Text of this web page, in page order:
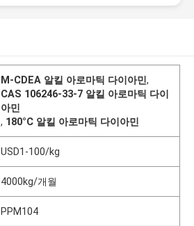
M-CDEA 알킬 아로마틱 다이아민,
CAS 106246-33-7 알킬 아로마틱 다이
아민
, 180°C 알킬 아로마틱 다이아민
USD1-100/kg
4000kg/개월
PPM104